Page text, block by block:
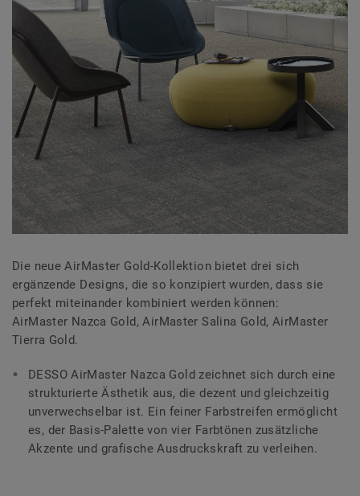
Die neue AirMaster Gold-Kollektion bietet drei sich
ergänzende Designs, die so konzipiert wurden, dass sie
perfekt miteinander kombiniert werden können:
AirMaster Nazca Gold, AirMaster Salina Gold, AirMaster
Tierra Gold.
DESSO AirMaster Nazca Gold zeichnet sich durch eine
strukturierte Ästhetik aus, die dezent und gleichzeitig
unverwechselbar ist. Ein feiner Farbstreifen ermöglicht
es, der Basis-Palette von vier Farbtönen zusätzliche
Akzente und grafische Ausdruckskraft zu verleihen.